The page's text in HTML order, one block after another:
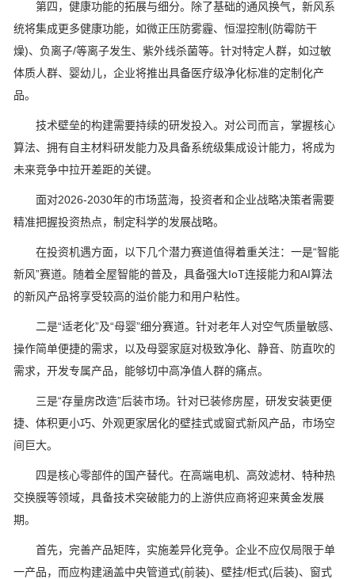
第四，健康功能的拓展与细分。除了基础的通风换气，新风系
统将集成更多健康功能，如微正压防雾霾、恒湿控制(防霉防干
燥)、负离子/等离子发生、紫外线杀菌等。针对特定人群，如过敏
体质人群、婴幼儿，企业将推出具备医疗级净化标准的定制化产
品。
技术壁垒的构建需要持续的研发投入。对公司而言，掌握核心
算法、拥有自主材料研发能力及具备系统级集成设计能力，将成为
未来竞争中拉开差距的关键。
面对2026-2030年的市场蓝海，投资者和企业战略决策者需要
精准把握投资热点，制定科学的发展战略。
在投资机遇方面，以下几个潜力赛道值得着重关注：一是“智能
新风”赛道。随着全屋智能的普及，具备强大IoT连接能力和AI算法
的新风产品将享受较高的溢价能力和用户粘性。
二是“适老化”及“母婴”细分赛道。针对老年人对空气质量敏感、
操作简单便捷的需求，以及母婴家庭对极致净化、静音、防直吹的
需求，开发专属产品，能够切中高净值人群的痛点。
三是“存量房改造”后装市场。针对已装修房屋，研发安装更便
捷、体积更小巧、外观更家居化的壁挂式或窗式新风产品，市场空
间巨大。
四是核心零部件的国产替代。在高端电机、高效滤材、特种热
交换膜等领域，具备技术突破能力的上游供应商将迎来黄金发展
期。
首先，完善产品矩阵，实施差异化竞争。企业不应仅局限于单
一产品，而应构建涵盖中央管道式(前装)、壁挂/柜式(后装)、窗式